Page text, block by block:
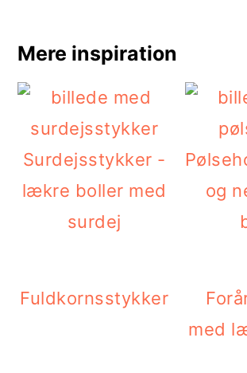
Mere inspiration
Surdejsstykker -
lækre boller med
surdej
og
Fuldkornsstykker
med